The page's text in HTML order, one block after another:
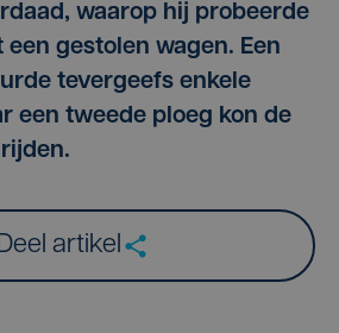
waarop hij probeerde
gestolen wagen. Een
tevergeefs enkele
een tweede ploeg kon de
artikel